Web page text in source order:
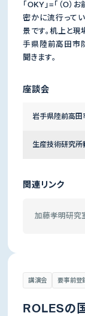
「OKY」=「（O）
密かに流行って
景です。机上と
手県陸前高田市
聞きます。
座談会
岩手県陸前高
生産技術研究所
関連リンク
加藤孝明研究
講演会 要事前登
ROLESの